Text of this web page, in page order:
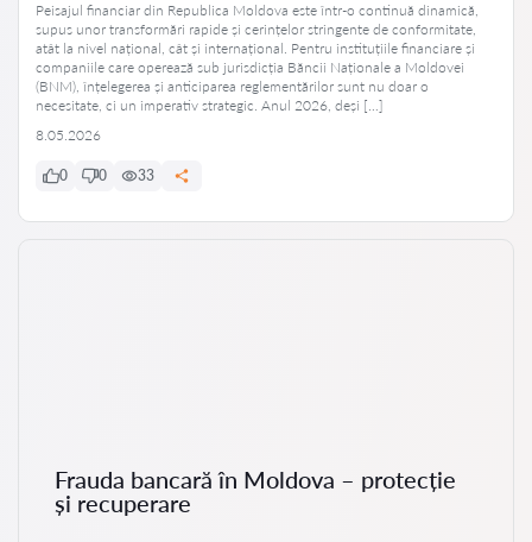
Peisajul financiar din Republica Moldova este într-o continuă dinamică,
supus unor transformări rapide și cerințelor stringente de conformitate,
atât la nivel național, cât și internațional. Pentru instituțiile financiare și
companiile care operează sub jurisdicția Băncii Naționale a Moldovei
(BNM), înțelegerea și anticiparea reglementărilor sunt nu doar o
necesitate, ci un imperativ strategic. Anul 2026, deși […]
8.05.2026
0 0 33
Frauda bancară în Moldova – protecție
și recuperare